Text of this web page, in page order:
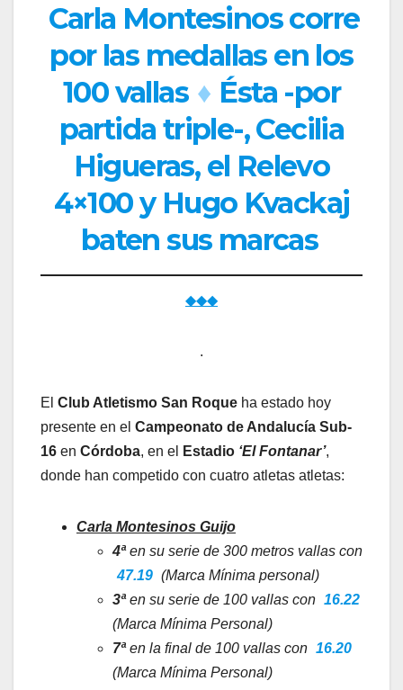
Carla Montesinos corre
por las medallas en los
100 vallas ♦ Ésta -por
partida triple-, Cecilia
Higueras, el Relevo
4×100 y Hugo Kvackaj
baten sus marcas
◆◆◆
.
El Club Atletismo San Roque ha estado hoy
presente en el Campeonato de Andalucía Sub-
16 en Córdoba, en el Estadio ‘El Fontanar’,
donde han competido con cuatro atletas atletas:
Carla Montesinos Guijo
4ªen su serie de 300 metros vallas con
47.19 (Marca Mínima personal)
3ªen su serie de 100 vallas con 16.22
(Marca Mínima Personal)
7ªen la final de 100 vallas con 16.20
(Marca Mínima Personal)